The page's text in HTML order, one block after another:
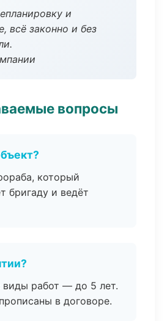
и
всё законно и без
вопросы
который
бригаду и ведёт
работ — до 5 лет.
в договоре.